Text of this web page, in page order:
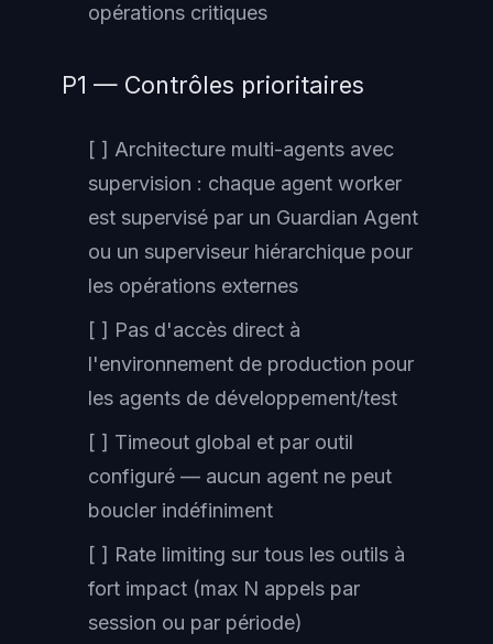
opérations critiques
P1 — Contrôles prioritaires
[ ] Architecture multi-agents avec
supervision : chaque agent worker
est supervisé par un Guardian Agent
ou un superviseur hiérarchique pour
les opérations externes
[ ] Pas d'accès direct à
l'environnement de production pour
les agents de développement/test
[ ] Timeout global et par outil
configuré — aucun agent ne peut
boucler indéfiniment
[ ] Rate limiting sur tous les outils à
fort impact (max N appels par
session ou par période)